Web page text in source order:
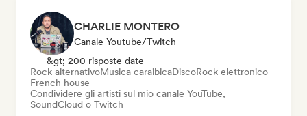
CHARLIE MONTERO
Canale Youtube/Twitch
&gt; 200 risposte date
Rock alternativoMusica caraibicaDiscoRock elettronico
French house
Condividere gli artisti sul mio canale YouTube,
SoundCloud o Twitch